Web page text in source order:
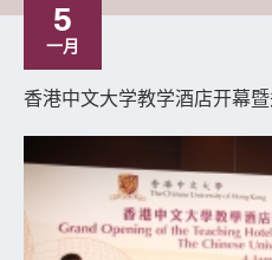
5
一月
香港中文大学教学酒店开幕